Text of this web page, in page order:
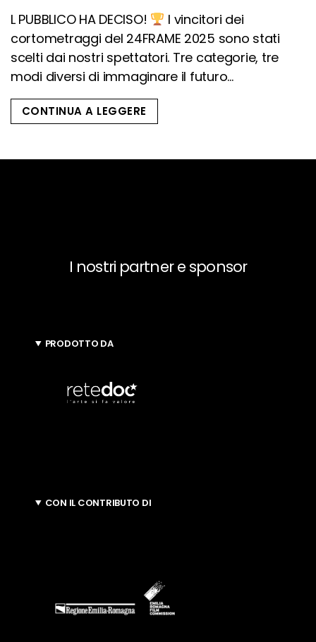
L PUBBLICO HA DECISO!
I vincitori dei
cortometraggi del 24FRAME 2025 sono stati
scelti dai nostri spettatori. Tre categorie, tre
modi diversi di immaginare il futuro...
CONTINUA A LEGGERE
I nostri partner e sponsor
PRODOTTO DA
CON IL CONTRIBUTO DI